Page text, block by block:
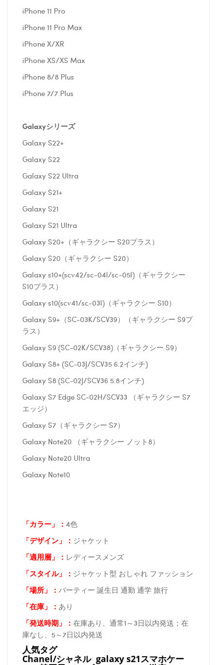
iPhone 11 Pro
iPhone 11 Pro Max
iPhone X/XR
iPhone XS/XS Max
iPhone 8/8 Plus
iPhone 7/7 Plus
Galaxyシリーズ
Galaxy S22+
Galaxy S22
Galaxy S22 Ultra
Galaxy S21+
Galaxy S21
Galaxy S21 Ultra
Galaxy S20+（ギャラクシー S20プラス）
Galaxy S20（ギャラクシー S20）
Galaxy s10+(scv42/sc-04l/sc-05l)（ギャラクシー
S10プラス）
Galaxy s10(scv41/sc-03l)（ギャラクシー S10）
Galaxy S9+（SC-03K/SCV39）（ギャラクシー S9プ
ラス）
Galaxy S9 (SC-02K/SCV38)（ギャラクシー S9）
Galaxy S8+ (SC-03J/SCV35 6.2インチ)
Galaxy S8 (SC-02J/SCV36 5.8インチ)
Galaxy S7 Edge SC-02H/SCV33 （ギャラクシー S7
エッジ）
Galaxy S7（ギャラクシー S7）
Galaxy Note20 （ギャラクシー ノット8）
Galaxy Note20 Ultra
Galaxy Note10
「カラー」： 4色
「デザイン」
： ジャケット
「適用層」： レディースメンズ
「スタイル」： ジャケット型 おしゃれ ファッション
「場所 」： パーティー 誕生日 通勤 通学 旅行
「在庫 」： あり
「発送時期 」： 在庫あり、通常1～3日以内発送；在
庫なし、5～7日以内発送
人気タグ
Chanel/シャネル galaxy s21スマホケー